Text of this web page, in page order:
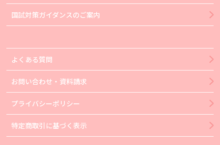
国試対策ガイダンスのご案内
よくある質問
お問い合わせ・資料請求
プライバシーポリシー
特定商取引に基づく表示